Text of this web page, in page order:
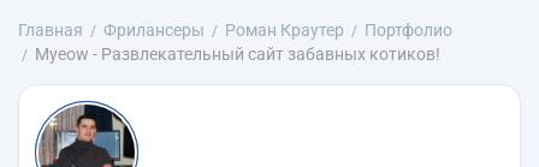
Главная Фрилансеры Роман Краутер
Портфолио
Myeow - Развлекательный сайт забавных котиков!